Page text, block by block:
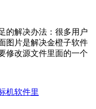
的解决办法：很多用户
图片是解决金橙子软件
修改源文件里面的一个